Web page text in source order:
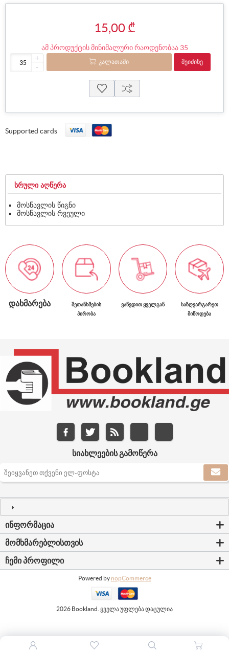
15,00 ₾
ამ პროდუქტის მინიმალური რაოდენობაა 35
+
-
ᲙᲐᲚᲐᲗᲐᲨᲘ ᲨᲔᲘᲫᲘᲜᲔ
Supported cards
ᲡᲠᲣᲚᲘ ᲐᲦᲬᲔᲠᲐ
მოსწავლის წიგნი
მოსწავლის რვეული
ᲓᲐᲮᲛᲐᲠᲔᲑᲐ
ᲨᲔᲗᲐᲜᲮᲛᲔᲑᲘᲡ
ᲞᲘᲠᲝᲑᲐ
ᲕᲐᲬᲕᲓᲘᲗ ᲧᲕᲔᲚᲒᲐᲜ
ᲡᲐᲖᲦᲕᲐᲠᲒᲐᲠᲔᲗ
ᲛᲘᲬᲝᲓᲔᲑᲐ
ᲡᲘᲐᲮᲚᲔᲔᲑᲘᲡ ᲒᲐᲛᲝᲬᲔᲠᲐ
ᲘᲜᲤᲝᲠᲛᲐᲪᲘᲐ
ᲛᲝᲛᲮᲛᲐᲠᲔᲑᲚᲘᲡᲗᲕᲘᲡ
ᲩᲔᲛᲘ ᲞᲠᲝᲤᲘᲚᲘ
Powered by nopCommerce
2026 Bookland. ყველა უფლება დაცულია